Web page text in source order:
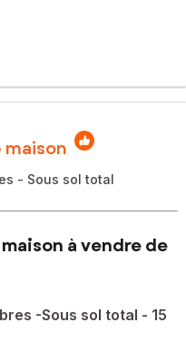
- Sous sol total
à vendre de
-Sous sol total - 15